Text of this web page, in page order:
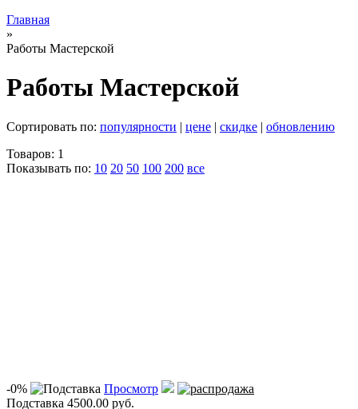
Главная
»
Работы Мастерской
Работы Мастерской
Сортировать по: популярности | цене | скидке | обновлению
Товаров: 1
Показывать по: 10 20 50 100 200 все
-0%
Просмотр
Подставка 4500.00 руб.